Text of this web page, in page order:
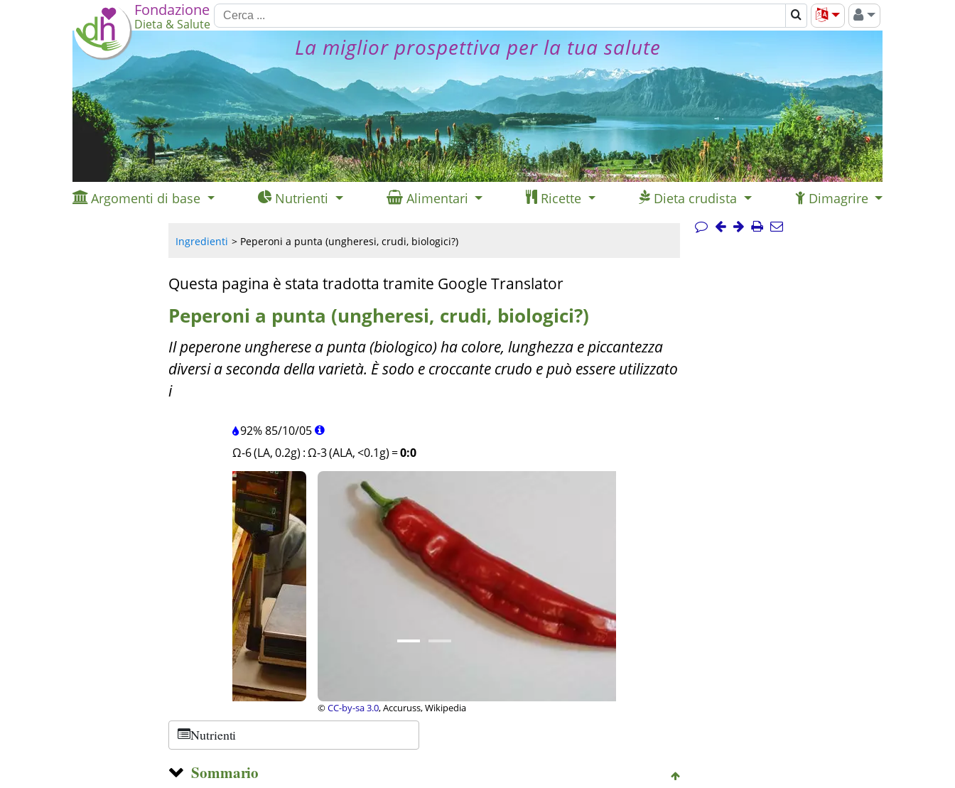
Fondazione
Dieta & Salute
La miglior prospettiva per la tua salute
Argomenti di base Nutrienti Alimentari Ricette Dieta crudista Dimagrire
Ingredienti Peperoni a punta (ungheresi, crudi, biologici?)
Questa pagina è stata tradotta tramite Google Translator
Peperoni a punta (ungheresi, crudi, biologici?)
Il peperone ungherese a punta (biologico) ha colore, lunghezza e piccantezza
diversi a seconda della varietà. È sodo e croccante crudo e può essere utilizzato
i
92%85/10/05
Ω-6 (LA, 0.2g) :Ω-3 (ALA, <0.1g) =0:0
, Accuruss, Wikipedia
Nutrienti
Sommario